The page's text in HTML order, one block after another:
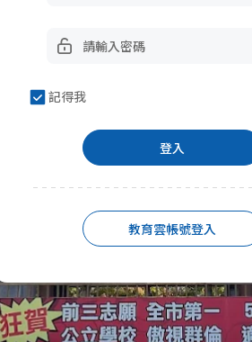
記得我
登入
教育雲帳號登入